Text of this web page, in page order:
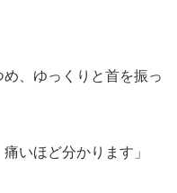
、ゆっくりと首を振っ
いほど分かります」